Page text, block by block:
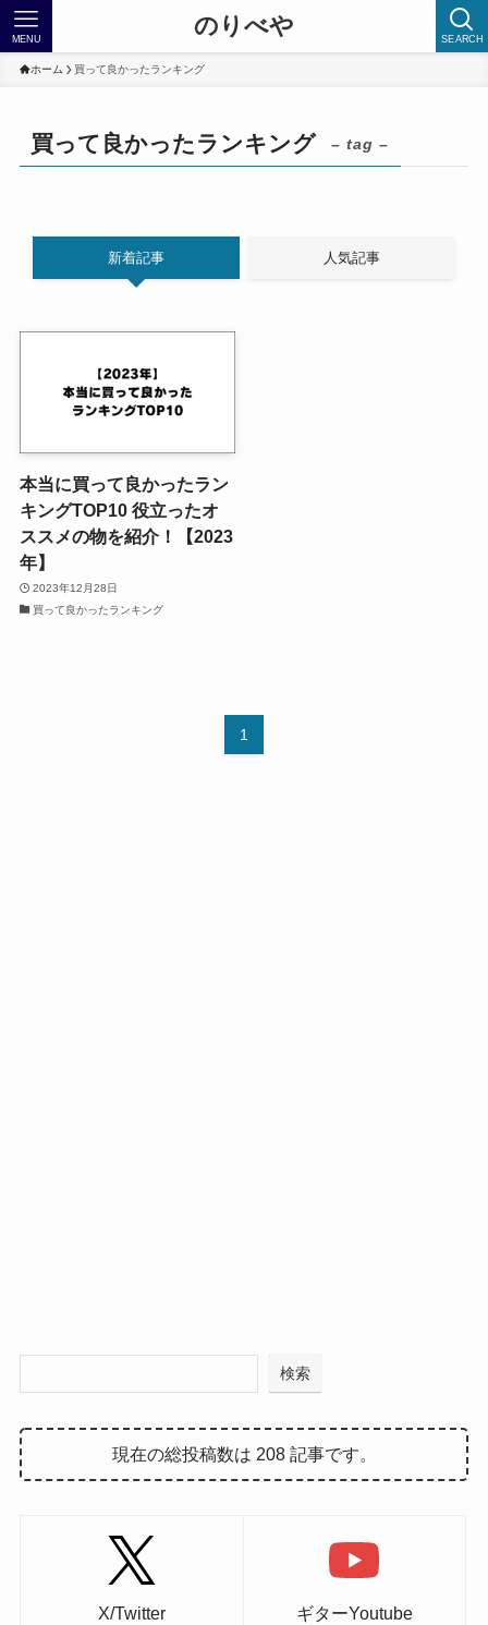
のりべや SEARCH
MENU
ホーム 買って良かったランキング
買って良かったランキング – tag –
新着記事 人気記事
本当に買って良かったラン
キングTOP10 役立ったオ
ススメの物を紹介！【2023
年】
2023年12月28日
買って良かったランキング
1
検索
現在の総投稿数は 208 記事です。
X/Twitter ギターYoutube